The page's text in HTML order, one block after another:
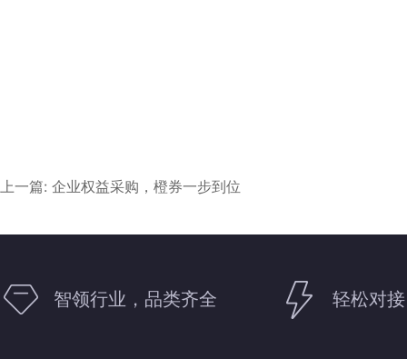
上一篇: 企业权益采购，橙券一步到位
智领行业，品类齐全 轻松对